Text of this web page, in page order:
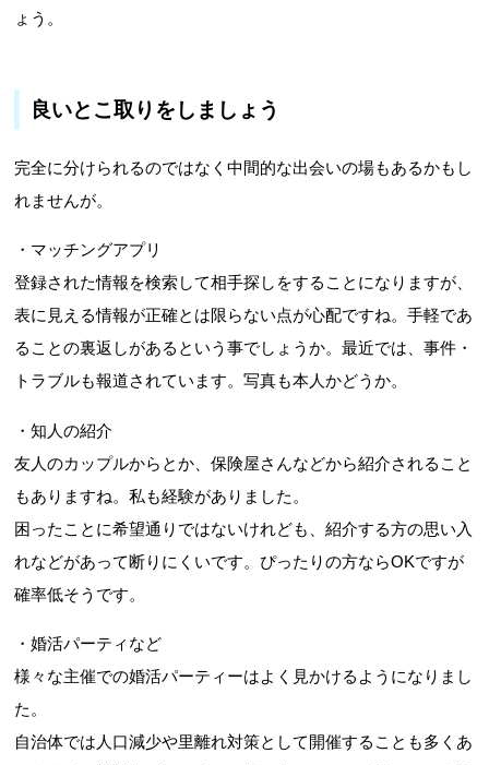
ょう。
良いとこ取りをしましょう
完全に分けられるのではなく中間的な出会いの場もあるかもし
れませんが。
・マッチングアプリ
登録された情報を検索して相手探しをすることになりますが、
表に見える情報が正確とは限らない点が心配ですね。手軽であ
ることの裏返しがあるという事でしょうか。最近では、事件・
トラブルも報道されています。写真も本人かどうか。
・知人の紹介
友人のカップルからとか、保険屋さんなどから紹介されること
もありますね。私も経験がありました。
困ったことに希望通りではないけれども、紹介する方の思い入
れなどがあって断りにくいです。ぴったりの方ならOKですが
確率低そうです。
・婚活パーティなど
様々な主催での婚活パーティーはよく見かけるようになりまし
た。
自治体では人口減少や里離れ対策として開催することも多くあ